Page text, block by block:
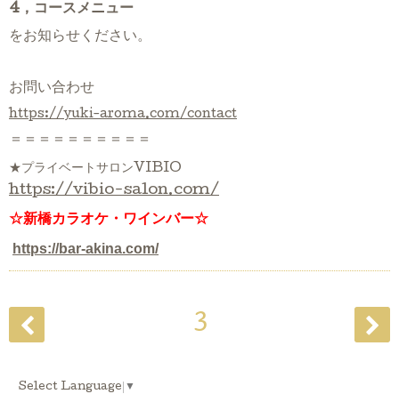
4，コースメニュー
をお知らせください。
お問い合わせ
https://yuki-aroma.com/contact
＝＝＝＝＝＝＝＝＝＝
★プライベートサロンVIBIO
https://vibio-salon.com/
☆新橋カラオケ・ワインバー☆
https://bar-akina.com/
3
Select Language ▼